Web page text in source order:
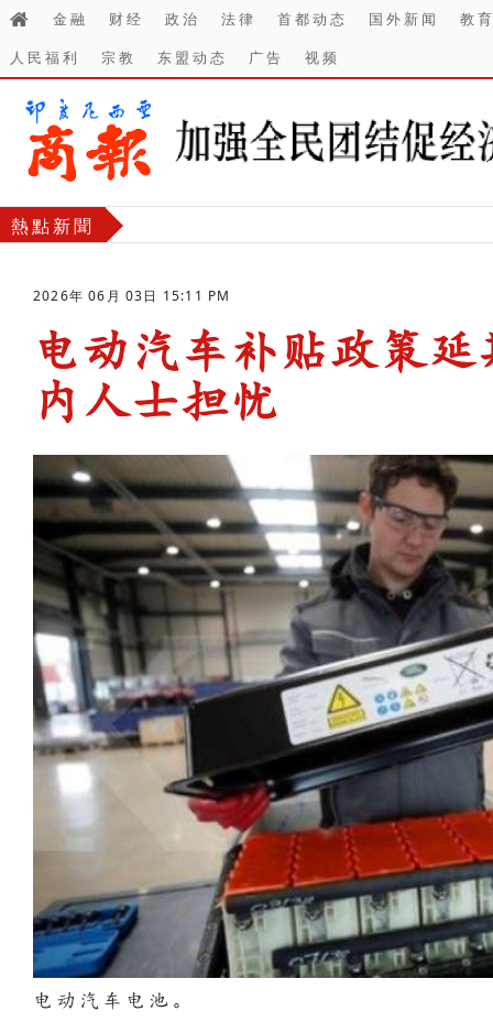
金融 财经 政治 法律 首都动态 国外新闻
教
人民福利
宗教 东盟动态 广告 视频
熱點新聞
2026年 06月 03日 15:11 PM
电动汽车补贴政策
内人士担忧
电动汽车电池。